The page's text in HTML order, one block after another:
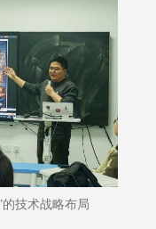
技术战略布局